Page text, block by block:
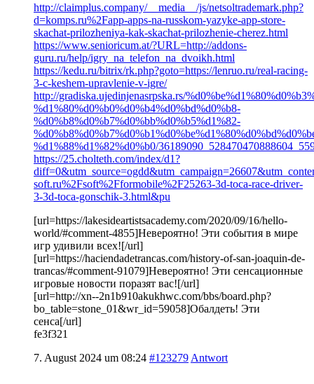
http://claimplus.company/__media__/js/netsoltrademark.php?
d=komps.ru%2Fapp-apps-na-russkom-yazyke-app-store-
skachat-prilozheniya-kak-skachat-prilozhenie-cherez.html
https://www.senioricum.at/?URL=http://addons-
guru.ru/help/igry_na_telefon_na_dvoikh.html
https://kedu.ru/bitrix/rk.php?goto=https://lenruo.ru/real-racing-
3-c-keshem-upravlenie-v-igre/
http://gradiska.ujedinjenasrpska.rs/
%d1%80%d0%b0%d0%b4%d0%bd%d0%b8-
%d0%b8%d0%b7%d0%bb%d0%b5%d1%82-
%d1%88%d1%82%d0%b0/
https://25.cholteth.com/index/d1?
soft.ru%2Fsoft%2Fformobile%2F25263-3d-toca-race-driver-
3-3d-toca-gonschik-3.html&pu
[url=https://lakesideartistsacademy.com/2020/09/16/hello-
world/#comment-4855]Невероятно! Эти события в мире
игр удивили всех![/url]
[url=https://haciendadetrancas.com/history-of-san-joaquin-de-
trancas/#comment-91079]Невероятно! Эти сенсационные
игровые новости поразят вас![/url]
[url=http://xn--2n1b910akukhwc.com/bbs/board.php?
bo_table=stone_01&wr_id=59058]Обалдеть! Эти
сенса[/url]
fe3f321
7. August 2024 um 08:24 #123279 Antwort